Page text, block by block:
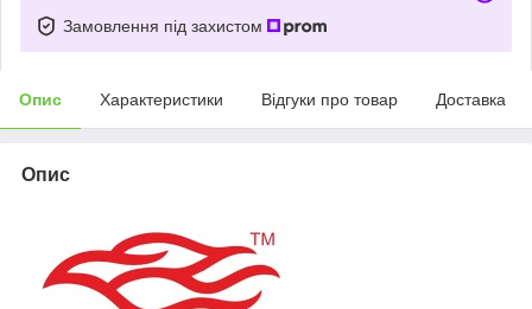
Замовлення під захистом
Опис Характеристики Відгуки про товар Доставка
Опис